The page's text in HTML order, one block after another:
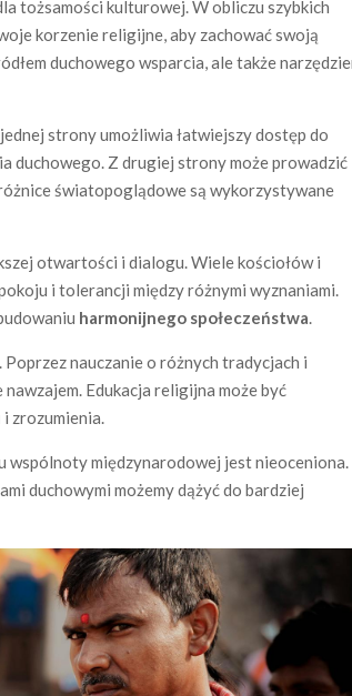
tożsamości kulturowej. W obliczu szybkich
korzenie religijne, aby zachować swoją
duchowego wsparcia, ale także
strony umożliwia łatwiejszy dostęp do
duchowego. Z drugiej strony może prowadzić
światopoglądowe są wykorzystywane
otwartości i dialogu. Wiele kościołów i
i tolerancji między różnymi wyznaniami.
harmonijnego społeczeństwa.
nauczanie o różnych tradycjach i
Edukacja religijna może być
i zrozumienia.
wspólnoty międzynarodowej jest nieoceniona.
duchowymi możemy dążyć do bardziej